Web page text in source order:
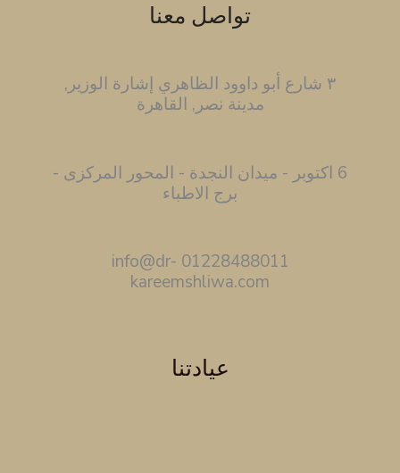
تواصل معنا
٣ شارع أبو داوود الظاهري إشارة الوزير,
مدينة نصر, القاهرة
6 اكتوبر - ميدان النجدة - المحور المركزى -
برج الاطباء
01228488011 info@dr-
kareemshliwa.com
عيادتنا